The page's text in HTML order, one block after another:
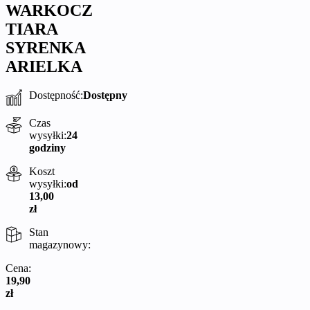
WARKOCZ
TIARA
SYRENKA
ARIELKA
Dostępność:Dostępny
Czas
wysyłki:24
godziny
Koszt
wysyłki:od
13,00
zł
Stan
magazynowy:
Cena:
19,90
zł